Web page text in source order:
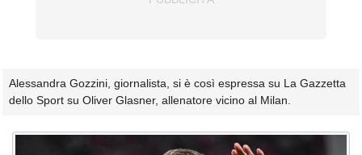
Alessandra Gozzini, giornalista, si è così espressa su La Gazzetta
dello Sport su Oliver Glasner, allenatore vicino al Milan.